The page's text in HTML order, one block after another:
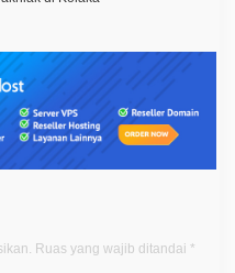
Ruas yang wajib ditandai *